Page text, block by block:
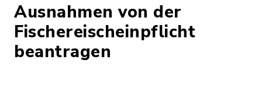
Ausnahmen von der
Fischereischeinpflicht
beantragen